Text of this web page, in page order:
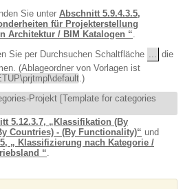
Sie unter Abschnitt 5.9.4.3.5,
für Projekterstellung
Architektur / BIM Katalogen “.
Sie per Durchsuchen Schaltfläche ... die
(Ablageordner von Vorlagen ist
.)
Projekt [Template for categories
5.12.3.7, „Klassifikation (By
Countries) - (By Functionality)“ und
„ Klassifizierung nach Kategorie /
“.